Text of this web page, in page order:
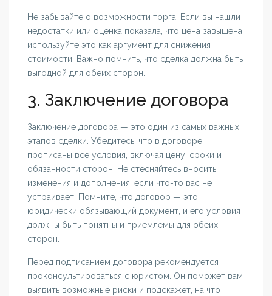
Не забывайте о возможности торга. Если вы нашли
недостатки или оценка показала, что цена завышена,
используйте это как аргумент для снижения
стоимости. Важно помнить, что сделка должна быть
выгодной для обеих сторон.
3. Заключение договора
Заключение договора — это один из самых важных
этапов сделки. Убедитесь, что в договоре
прописаны все условия, включая цену, сроки и
обязанности сторон. Не стесняйтесь вносить
изменения и дополнения, если что-то вас не
устраивает. Помните, что договор — это
юридически обязывающий документ, и его условия
должны быть понятны и приемлемы для обеих
сторон.
Перед подписанием договора рекомендуется
проконсультироваться с юристом. Он поможет вам
выявить возможные риски и подскажет, на что